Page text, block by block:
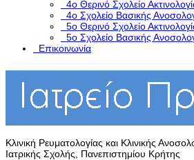
4ο Θερινό Σχολείο
4ο Σχολείο Βασικής
5o Θερινό Σχολείο
5ο Σχολείο Βασικής
Επικοινωνία
Κλινική Ρευματολογίας και Κλινικής
Ιατρικής Σχολής, Πανεπιστημίου Κρήτης